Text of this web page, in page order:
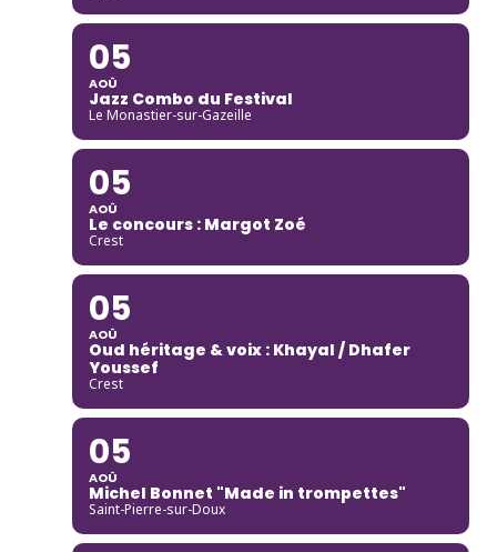
05
AOÛ
Jazz Combo du Festival
Le Monastier-sur-Gazeille
05
AOÛ
Le concours : Margot Zoé
Crest
05
AOÛ
Oud héritage & voix : Khayal / Dhafer
Youssef
Crest
05
AOÛ
Michel Bonnet "Made in trompettes"
Saint-Pierre-sur-Doux